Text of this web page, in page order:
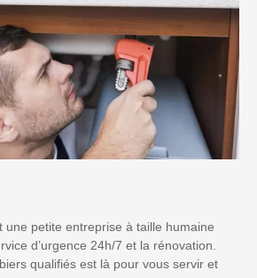
une petite entreprise à taille humaine
d’urgence 24h/7 et la rénovation.
qualifiés est là pour vous servir et